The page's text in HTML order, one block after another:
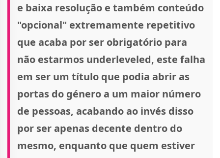
e baixa resolução e também conteúdo
"opcional" extremamente repetitivo
que acaba por ser obrigatório para
não estarmos underleveled, este falha
em ser um título que podia abrir as
portas do género a um maior número
de pessoas, acabando ao invés disso
por ser apenas decente dentro do
mesmo, enquanto que quem estiver